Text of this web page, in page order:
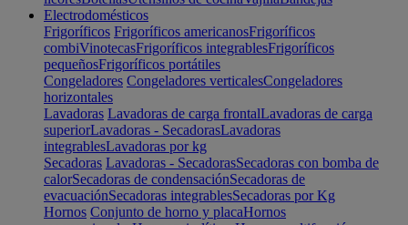
Electrodomésticos
Frigoríficos Frigoríficos americanosFrigoríficos
combiVinotecasFrigoríficos integrablesFrigoríficos
pequeñosFrigoríficos portátiles
Congeladores Congeladores verticalesCongeladores
horizontales
Lavadoras Lavadoras de carga frontalLavadoras de carga
superiorLavadoras - SecadorasLavadoras
integrablesLavadoras por kg
Secadoras Lavadoras - SecadorasSecadoras con bomba de
calorSecadoras de condensaciónSecadoras de
evacuaciónSecadoras integrablesSecadoras por Kg
Hornos Conjunto de horno y placaHornos